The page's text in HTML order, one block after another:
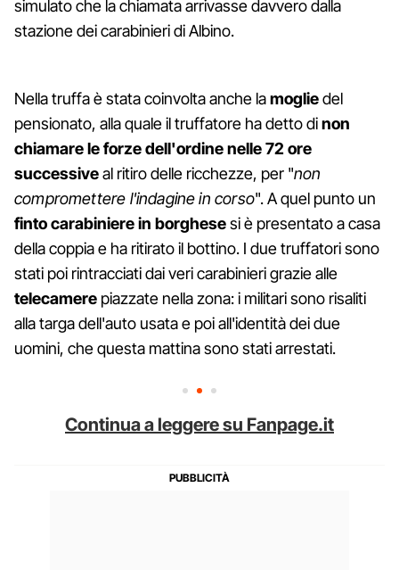
simulato che la chiamata arrivasse davvero dalla
stazione dei carabinieri di Albino.
Nella truffa è stata coinvolta anche lamogliedel
pensionato, alla quale il truffatore ha detto dinon
chiamare le forze dell'ordine nelle 72 ore
successiveal ritiro delle ricchezze, per "non
compromettere l'indagine in corso". A quel punto un
finto carabiniere in borghesesi è presentato a casa
della coppia e ha ritirato il bottino. I due truffatori sono
stati poi rintracciati dai veri carabinieri grazie alle
telecamere piazzate nella zona: i militari sono risaliti
alla targa dell'auto usata e poi all'identità dei due
uomini, che questa mattina sono stati arrestati.
Continua a leggere su Fanpage.it